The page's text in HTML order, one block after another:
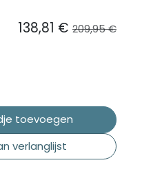
toevoegen
verlanglijst
138,81 € 209,95€